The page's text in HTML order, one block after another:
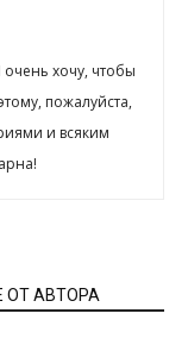
хочу, чтобы
пожалуйста,
и всяким
ОТ АВТОРА